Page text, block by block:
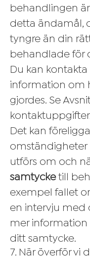
behandlingen
detta ändamål,
tyngre än din
behandlade för
Du kan
information om
gjordes. Se
Det kan
omständigheter
utförs om och
samtycketill
exempel fallet
en intervju med
mer information
ditt samtycke.
7. När överför vi